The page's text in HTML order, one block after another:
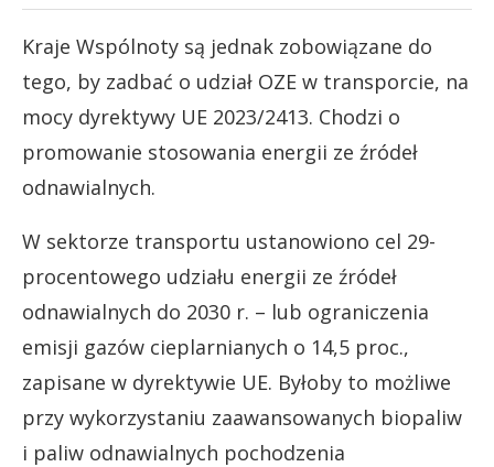
Kraje Wspólnoty są jednak zobowiązane do
tego, by zadbać o udział OZE w transporcie, na
mocy dyrektywy UE 2023/2413. Chodzi o
promowanie stosowania energii ze źródeł
odnawialnych.
W sektorze transportu ustanowiono cel 29-
procentowego udziału energii ze źródeł
odnawialnych do 2030 r. – lub ograniczenia
emisji gazów cieplarnianych o 14,5 proc.,
zapisane w dyrektywie UE. Byłoby to możliwe
przy wykorzystaniu zaawansowanych biopaliw
i paliw odnawialnych pochodzenia